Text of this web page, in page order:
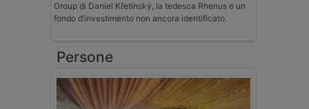
Group di Daniel Křetínský, la tedesca Rhenus e un
fondo d’investimento non ancora identificato.
Persone